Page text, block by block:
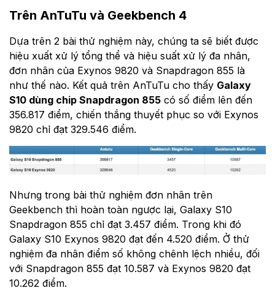
Trên AnTuTu và Geekbench 4
Dựa trên 2 bài thử nghiệm này, chúng ta sẽ biết được
hiệu xuất xử lý tổng thể và hiệu suất xử lý đa nhân,
đơn nhân của Exynos 9820 và Snapdragon 855 là
như thế nào. Kết quả trên AnTuTu cho thấy Galaxy
S10 dùng chip Snapdragon 855 có số điểm lên đến
356.817 điểm, chiến thắng thuyết phục so với Exynos
9820 chỉ đạt 329.546 điểm.
Nhưng trong bài thử nghiệm đơn nhân trên
Geekbench thì hoàn toàn ngược lại, Galaxy S10
Snapdragon 855 chỉ đạt 3.457 điểm. Trong khi đó
Galaxy S10 Exynos 9820 đạt đến 4.520 điểm. Ở thử
nghiệm đa nhân điểm số không chênh lệch nhiều, đối
với Snapdragon 855 đạt 10.587 và Exynos 9820 đạt
10.262 điểm.